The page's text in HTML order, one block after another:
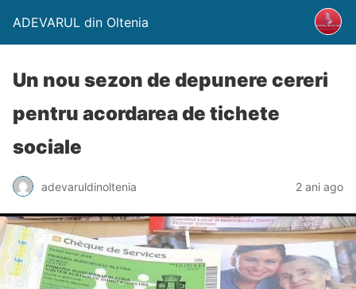
ADEVARUL din Oltenia
Un nou sezon de depunere cereri
pentru acordarea de tichete
sociale
adevaruldinoltenia 2 ani ago